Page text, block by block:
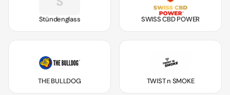
Stündenglass SWISS CBD POWER
THE BULLDOG TWIST n SMOKE